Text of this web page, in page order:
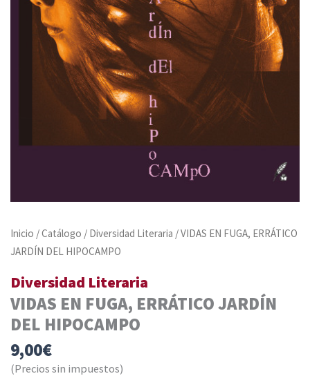
Inicio /Catálogo / Diversidad Literaria / VIDAS EN FUGA, ERRÁTICO
JARDÍN DEL HIPOCAMPO
Diversidad Literaria
VIDAS EN FUGA, ERRÁTICO JARDÍN
DEL HIPOCAMPO
9,00€
(Precios sin impuestos)